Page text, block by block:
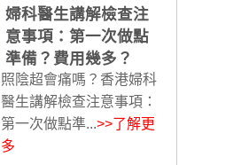
婦科醫生講解檢查注
意事項：第一次做點
準備？費用幾多？
照陰超會痛嗎？香港婦科
醫生講解檢查注意事項：
第一次做點準...>>了解更
多